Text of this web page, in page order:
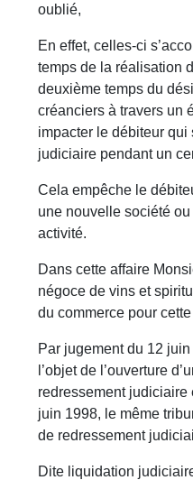
oublié,
En effet, celles-ci
temps de la réalisation
deuxième temps du
créanciers à travers un
impacter le débiteur
judiciaire pendant un
Cela empêche le
une nouvelle société
activité.
Dans cette affaire
négoce de vins et
du commerce pour
Par jugement du 12
l’objet de l’ouverture
redressement judiciaire
juin 1998, le même
de redressement
Dite liquidation